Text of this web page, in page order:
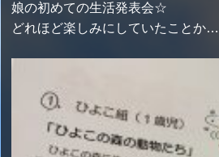
娘の初めての生活発表会☆
どれほど楽しみにしていたことか…